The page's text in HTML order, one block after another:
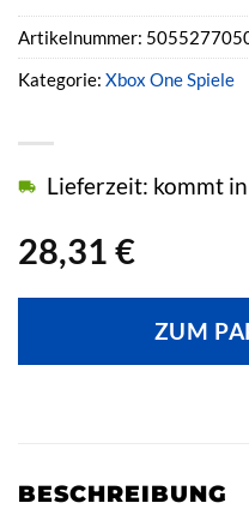
28,31 €
Lieferzeit: kommt
ZUM
Artikelnummer:
Kategorie: Xbox One Spiele
BESCHREIBUNG